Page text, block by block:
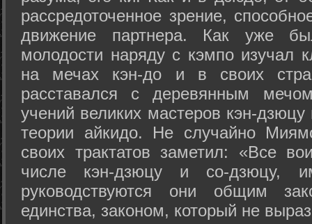
рассредоточенное зрение,
движение партнера. Как уже
молодости наряду с кэмпо изучал
на мечах кэн-до и в своих
расставался с деревянным
учений великих мастеров кэн-
теории айкидо. Не случайно
своих трактатов заметил: «Все
числе кэн-дзюцу и со-дзюцу,
руководствуются они общим
единства, законом, который не